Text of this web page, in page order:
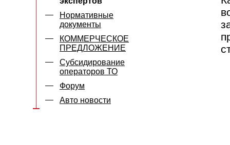
Нормативные
документы
КОММЕРЧЕСКОЕ
ПРЕДЛОЖЕНИЕ
Субсидирование
операторов ТО
Форум
Авто новости